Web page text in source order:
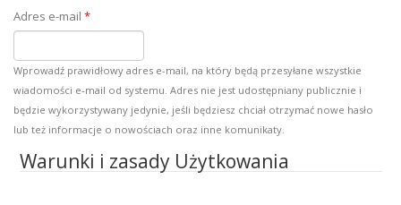
Adres e-mail *
Wprowadź prawidłowy adres e-mail, na który będą przesyłane wszystkie
wiadomości e-mail od systemu. Adres nie jest udostępniany publicznie i
będzie wykorzystywany jedynie, jeśli będziesz chciał otrzymać nowe hasło
lub też informacje o nowościach oraz inne komunikaty.
Warunki i zasady Użytkowania